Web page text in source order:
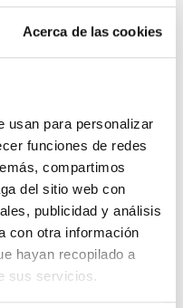
Acerca de las cookies
usan para personalizar
funciones de redes
compartimos
del sitio web con
publicidad y análisis
con otra información
hayan recopilado a
sus servicios.